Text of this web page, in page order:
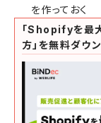
を作っておく
「Shopifyを最
方」を無料ダウ